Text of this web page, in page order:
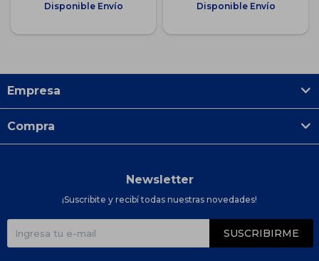
Disponible Envío
Disponible Envío
Empresa
Compra
Newsletter
¡Suscribite y recibí todas nuestras novedades!
SUSCRIBIRME